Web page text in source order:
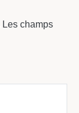
Les champs